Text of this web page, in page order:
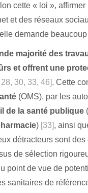
cette « loi »,
et des réseaux
demande
majorité des
et offrent une
30, 33, 46]. Cette
(OMS), par les
de la santé publique
) [33], ainsi
détracteurs sont
de sélection
point de vue de
sanitaires de